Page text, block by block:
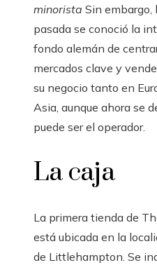
minorista Sin embargo,
pasada se conoció la
fondo alemán de
mercados clave y
su negocio tanto en
Asia, aunque ahora se
puede ser el operador.
La caja
La primera tienda de
está ubicada en la
de Littlehampton. Se